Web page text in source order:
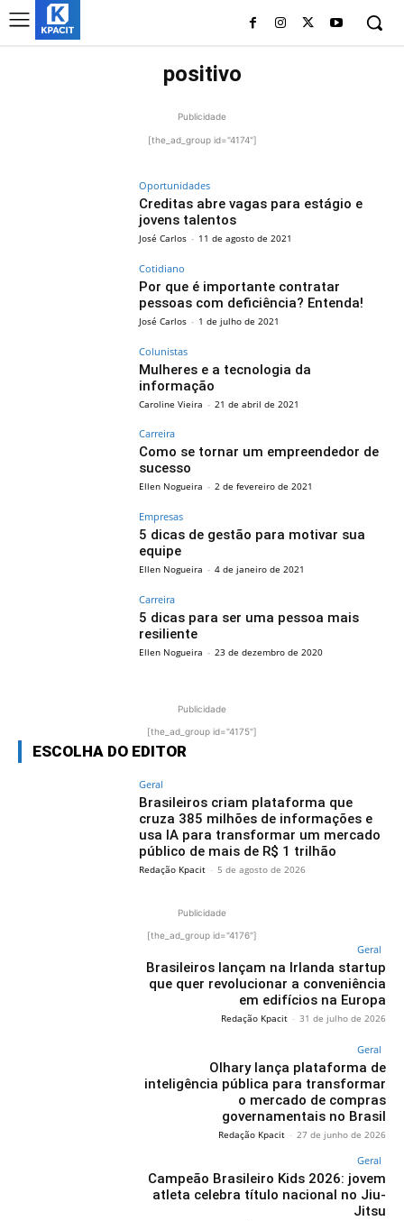
positivo
Publicidade
[the_ad_group id="4174"]
Oportunidades
Creditas abre vagas para estágio e
jovens talentos
José Carlos - 11 de agosto de 2021
Cotidiano
Por que é importante contratar
pessoas com deficiência? Entenda!
José Carlos - 1 de julho de 2021
Colunistas
Mulheres e a tecnologia da
informação
Caroline Vieira - 21 de abril de 2021
Carreira
Como se tornar um empreendedor de
sucesso
Ellen Nogueira - 2 de fevereiro de 2021
Empresas
5 dicas de gestão para motivar sua
equipe
Ellen Nogueira - 4 de janeiro de 2021
Carreira
5 dicas para ser uma pessoa mais
resiliente
Ellen Nogueira - 23 de dezembro de 2020
Publicidade
[the_ad_group id="4175"]
ESCOLHA DO EDITOR
Geral
Brasileiros criam plataforma que
cruza 385 milhões de informações e
usa IA para transformar um mercado
público de mais de R$ 1 trilhão
Redação Kpacit - 5 de agosto de 2026
Publicidade
[the_ad_group id="4176"]
Geral
Brasileiros lançam na Irlanda startup
que quer revolucionar a conveniência
em edifícios na Europa
Redação Kpacit - 31 de julho de 2026
Geral
Olhary lança plataforma de
inteligência pública para transformar
o mercado de compras
governamentais no Brasil
Redação Kpacit - 27 de junho de 2026
Geral
Campeão Brasileiro Kids 2026: jovem
atleta celebra título nacional no Jiu-
Jitsu